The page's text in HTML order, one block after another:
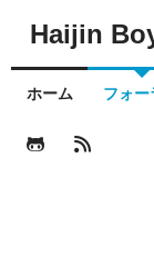
Haijin
ホーム フォー